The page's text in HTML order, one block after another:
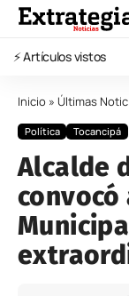
⚡️ Artículos vistos
Inicio » Últimas
Política Tocancipá
Alcalde
convocó